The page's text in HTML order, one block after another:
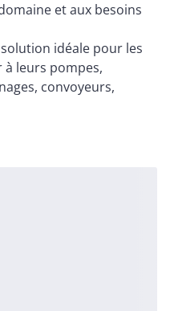
et aux besoins
idéale pour les
à leurs pompes,
convoyeurs,